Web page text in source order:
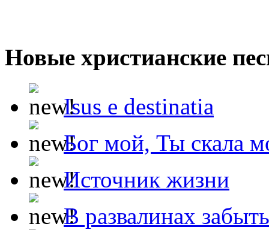
Новые христианские
Isus e destinatia
Бог мой, Ты скала
Источник жизни
В развалинах